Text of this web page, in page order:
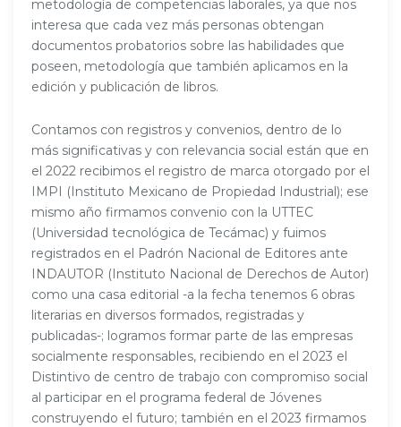
metodología de competencias laborales, ya que nos
interesa que cada vez más personas obtengan
documentos probatorios sobre las habilidades que
poseen, metodología que también aplicamos en la
edición y publicación de libros.
Contamos con registros y convenios, dentro de lo
más significativas y con relevancia social están que en
el 2022 recibimos el registro de marca otorgado por el
IMPI (Instituto Mexicano de Propiedad Industrial); ese
mismo año firmamos convenio con la UTTEC
(Universidad tecnológica de Tecámac) y fuimos
registrados en el Padrón Nacional de Editores ante
INDAUTOR (Instituto Nacional de Derechos de Autor)
como una casa editorial -a la fecha tenemos 6 obras
literarias en diversos formados, registradas y
publicadas-; logramos formar parte de las empresas
socialmente responsables, recibiendo en el 2023 el
Distintivo de centro de trabajo con compromiso social
al participar en el programa federal de Jóvenes
construyendo el futuro; también en el 2023 firmamos